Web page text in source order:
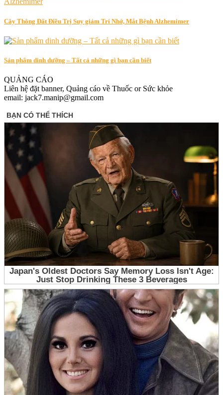
Cây Thông Đất Điều Trị Suy giảm Trí Nhớ, Mắt Bệnh Alzhemimer
Sản phẩm dinh dưỡng – Tất cả những gì bạn cần biết
QUẢNG CÁO
Liên hệ đặt banner, Quảng cáo về Thuốc or Sức khỏe
email: jack7.manip@gmail.com